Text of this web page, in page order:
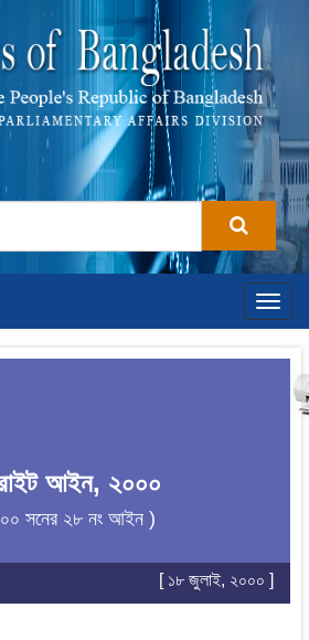
আইন, ২০০০
সনের ২৮ নং আইন )
[ ১৮ জুলাই, ২০০০ ]